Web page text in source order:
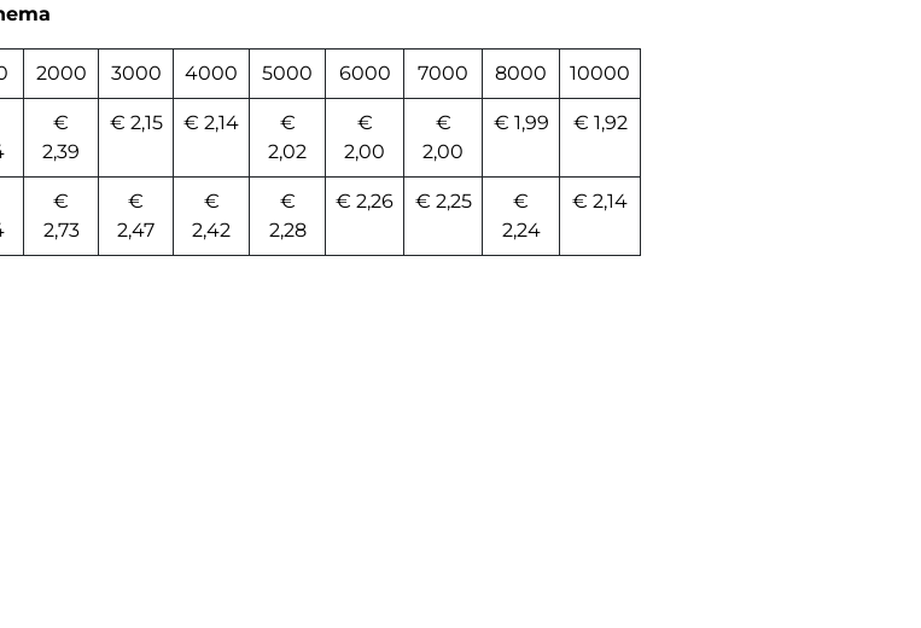
2000 3000 4000 5000 6000 7000 8000 10000
€
2,39
€ 2,15 € 2,14
€
2,02
€
2,00
€
2,00
€ 1,99 € 1,92
€
2,73
€
2,47
€
2,42
€
2,28
€ 2,26 € 2,25
€
2,24
€ 2,14